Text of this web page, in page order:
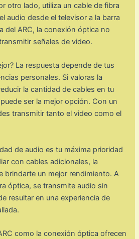
otro lado, utiliza un cable de fibra
audio desde el televisor a la barra
del ARC, la conexión óptica no
señales de video.
La respuesta depende de tus
personales. Si valoras la
la cantidad de cables en tu
ser la mejor opción. Con un
transmitir tanto el video como el
de audio es tu máxima prioridad
con cables adicionales, la
brindarte un mejor rendimiento. A
óptica, se transmite audio sin
resultar en una experiencia de
como la conexión óptica ofrecen